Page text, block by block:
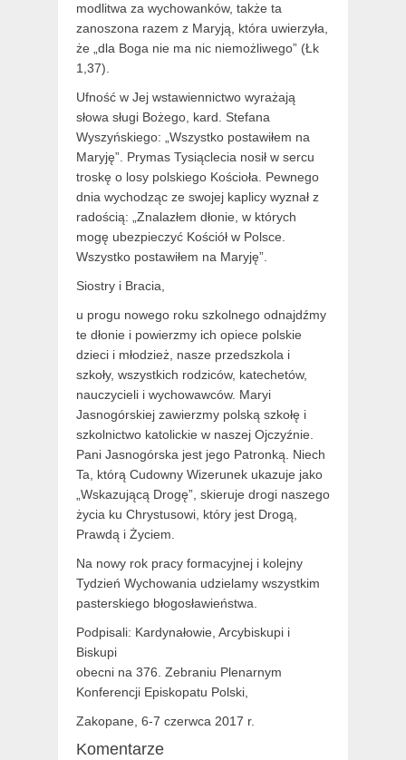
modlitwa za wychowanków, także ta
zanoszona razem z Maryją, która uwierzyła,
że „dla Boga nie ma nic niemożliwego” (Łk
1,37).
Ufność w Jej wstawiennictwo wyrażają
słowa sługi Bożego, kard. Stefana
Wyszyńskiego: „Wszystko postawiłem na
Maryję”. Prymas Tysiąclecia nosił w sercu
troskę o losy polskiego Kościoła. Pewnego
dnia wychodząc ze swojej kaplicy wyznał z
radością: „Znalazłem dłonie, w których
mogę ubezpieczyć Kościół w Polsce.
Wszystko postawiłem na Maryję”.
Siostry i Bracia,
u progu nowego roku szkolnego odnajdźmy
te dłonie i powierzmy ich opiece polskie
dzieci i młodzież, nasze przedszkola i
szkoły, wszystkich rodziców, katechetów,
nauczycieli i wychowawców. Maryi
Jasnogórskiej zawierzmy polską szkołę i
szkolnictwo katolickie w naszej Ojczyźnie.
Pani Jasnogórska jest jego Patronką. Niech
Ta, którą Cudowny Wizerunek ukazuje jako
„Wskazującą Drogę”, skieruje drogi naszego
życia ku Chrystusowi, który jest Drogą,
Prawdą i Życiem.
Na nowy rok pracy formacyjnej i kolejny
Tydzień Wychowania udzielamy wszystkim
pasterskiego błogosławieństwa.
Podpisali: Kardynałowie, Arcybiskupi i
Biskupi
obecni na 376. Zebraniu Plenarnym
Konferencji Episkopatu Polski,
Zakopane, 6-7 czerwca 2017 r.
Komentarze